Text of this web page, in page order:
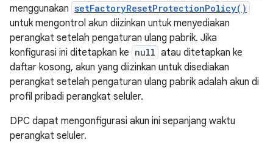
menggunakan setFactoryResetProtectionPolicy()
untuk mengontrol akun diizinkan untuk menyediakan
perangkat setelah pengaturan ulang pabrik. Jika
konfigurasi ini ditetapkan ke null atau ditetapkan ke
daftar kosong, akun yang diizinkan untuk disediakan
perangkat setelah pengaturan ulang pabrik adalah akun di
profil pribadi perangkat seluler.
DPC dapat mengonfigurasi akun ini sepanjang waktu
perangkat seluler.